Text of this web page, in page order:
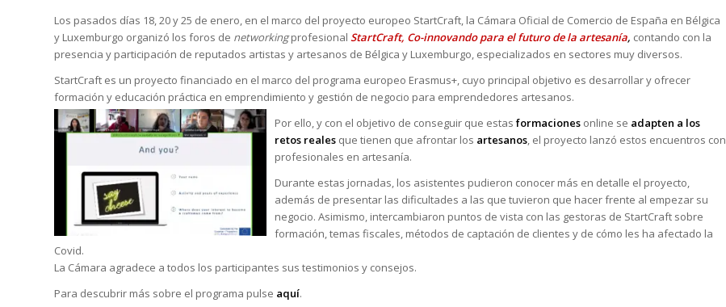
Los pasados días 18, 20 y 25 de enero, en el marco del proyecto europeo StartCraft, la Cámara Oficial de Comercio de España en Bélgica
y Luxemburgo organizó los foros de networkingprofesional StartCraft, Co-innovando para el futuro de la artesanía, contando con la
presencia y participación de reputados artistas y artesanos de Bélgica y Luxemburgo, especializados en sectores muy diversos.
StartCraft es un proyecto financiado en el marco del programa europeo Erasmus+, cuyo principal objetivo es desarrollar y ofrecer
formación y educación práctica en emprendimiento y gestión de negocio para emprendedores artesanos.
Por ello, y con el objetivo de conseguir que estas formaciones online se adapten a los
retos reales que tienen que afrontar los artesanos, el proyecto lanzó estos encuentros con
profesionales en artesanía.
Durante estas jornadas, los asistentes pudieron conocer más en detalle el proyecto,
además de presentar las dificultades a las que tuvieron que hacer frente al empezar su
negocio. Asimismo, intercambiaron puntos de vista con las gestoras de StartCraft sobre
formación, temas fiscales, métodos de captación de clientes y de cómo les ha afectado la
Covid.
La Cámara agradece a todos los participantes sus testimonios y consejos.
Para descubrir más sobre el programa pulse aquí.